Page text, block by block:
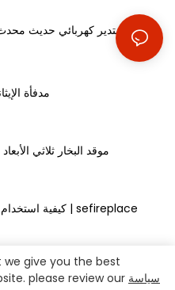
مدفأة
موقد البخار ثلاثي
كيفية استخدام مدفأة بخار الماء | sefireplace
give you the best
please review our سياسة